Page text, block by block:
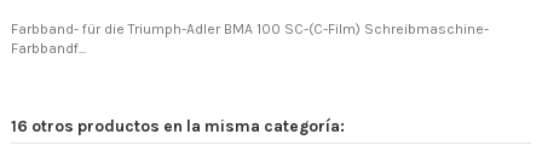
Farbband- für die Triumph-Adler BMA 100 SC-(C-Film) Schreibmaschine-
Farbbandf...
16 otros productos en la misma categoría: